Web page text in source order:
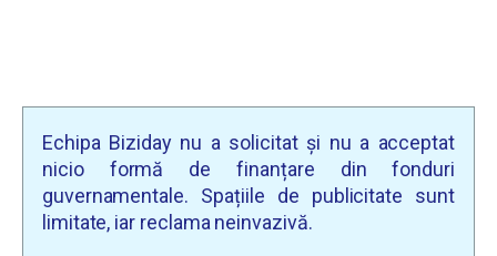
Echipa Biziday nu a solicitat și nu a acceptat
nicio formă de finanțare din fonduri
guvernamentale. Spațiile de publicitate sunt
limitate, iar reclama neinvazivă.